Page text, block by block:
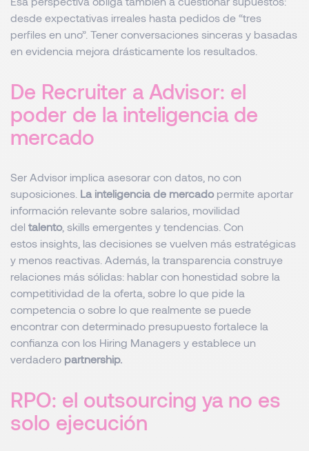
desde expectativas irreales hasta pedidos de “tres
perfiles en uno”. Tener conversaciones sinceras y basadas
en evidencia mejora drásticamente los resultados.
De Recruiter a Advisor: el
poder de la inteligencia de
mercado
Ser Advisor implica asesorar con datos, no con
suposiciones. La inteligencia de mercado permite aportar
información relevante sobre salarios, movilidad
del talento, skills emergentes y tendencias. Con
estos insights, las decisiones se vuelven más estratégicas
y menos reactivas. Además, la transparencia construye
relaciones más sólidas: hablar con honestidad sobre la
competitividad de la oferta, sobre lo que pide la
competencia o sobre lo que realmente se puede
encontrar con determinado presupuesto fortalece la
confianza con los Hiring Managers y establece un
verdadero partnership.
RPO: el outsourcing ya no es
solo ejecución